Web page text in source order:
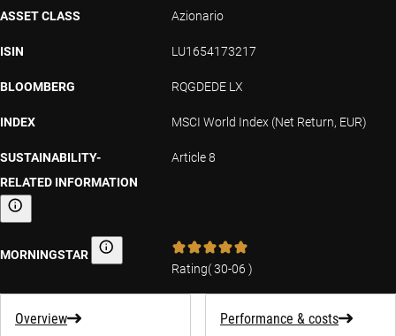
ASSET CLASS Azionario
ISIN LU1654173217
BLOOMBERG RQGDEDE LX
INDEX MSCI World Index (Net Return, EUR)
SUSTAINABILITY-
RELATED INFORMATION
Sustainability-related information
Article 8
MORNINGSTAR Morningstar
Rating(30-06 )
Overview Performance & costs